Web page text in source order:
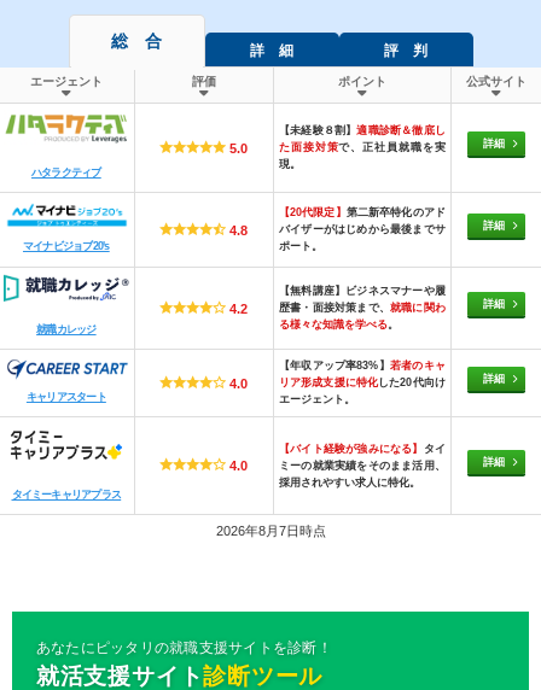
総 合 詳 細 評 判
エージェント 評価 ポイント 公式サイト
ハタラクティブ
5.0
【未経験８割】適職診断＆徹底し
た面接対策で、正社員就職を実
現。
詳細
マイナビジョブ20's
4.8
【20代限定】 第二新卒特化のアド
バイザーがはじめから最後までサ
ポート。
詳細
就職カレッジ
4.2
【無料講座】ビジネスマナーや履
歴書・面接対策まで、就職に関わ
る様々な知識を学べる。
詳細
キャリアスタート
4.0
【年収アップ率83%】 若者のキャ
リア形成支援に特化した20代向け
エージェント。
詳細
タイミーキャリアプラス
4.0
【バイト経験が強みになる】
タイ
ミーの就業実績をそのまま活用、
採用されやすい求人に特化。
詳細
2026年8月7日時点
あなたにピッタリの就職支援サイトを診断！
就活支援サイト診断ツール